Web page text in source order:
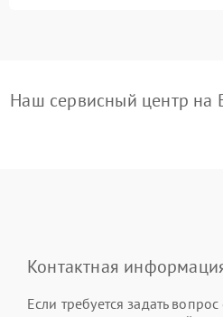
Наш сервисный центр на
Контактная
Если требуется задать вопрос